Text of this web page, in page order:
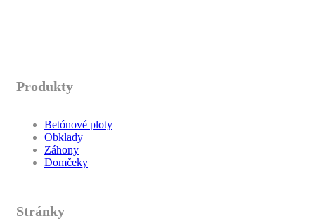
Produkty
Betónové ploty
Obklady
Záhony
Domčeky
Stránky